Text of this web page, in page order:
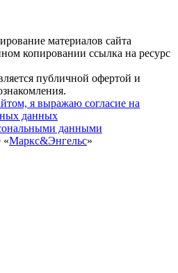
материалов сайта
копировании ссылка на ресурс
публичной офертой и
я выражаю согласие на
данных
данными
«Маркс&Энгельс»